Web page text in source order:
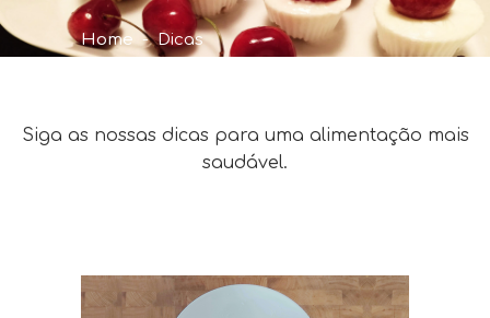
Home -Dicas
Siga as nossas dicas para uma alimentação mais
saudável.